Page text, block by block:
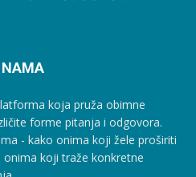
NAMA
koja pruža obimne
forme pitanja i odgovora.
- kako onima koji žele proširiti
koji traže konkretne